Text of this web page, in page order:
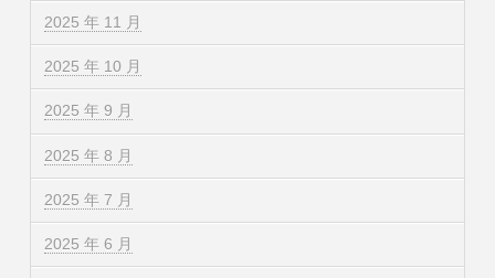
2025 年 11 月
2025 年 10 月
2025 年 9 月
2025 年 8 月
2025 年 7 月
2025 年 6 月